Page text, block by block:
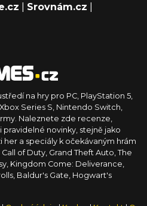
Srovnám.cz
na hry pro PC, PlayStation 5,
Series S, Nintendo Switch,
Naleznete zde recenze,
novinky, stejně jako
a speciály k očekávaným hrám
of Duty, Grand Theft Auto, The
Kingdom Come: Deliverance,
Baldur's Gate, Hogwart's